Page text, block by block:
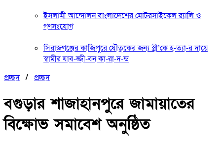
ইসলামী আন্দোলন বাংলাদেশের মোটরসাইকেল র‍্যালি ও
গণসংযোগ
সিরাজগঞ্জের কাজিপুরে যৌতুকের জন্য স্ত্রী’কে হ-ত্যা-র দায়ে
স্বামীর যাব-জ্জী-বন কা-রা-দ-ন্ড
প্রচ্ছদ/ প্রচ্ছদ
বগুড়ার শাজাহানপুরে জামায়াতের
বিক্ষোভ সমাবেশ অনুষ্ঠিত